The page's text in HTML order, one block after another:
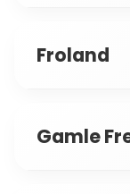
Lisleby
Froland
Gamle